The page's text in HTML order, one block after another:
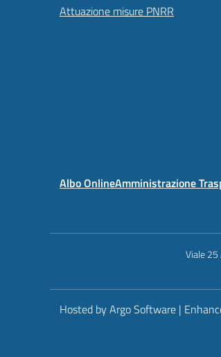
Attuazione misure PNRR
Albo OnlineAmministrazione
Viale
Hosted by Argo Software |